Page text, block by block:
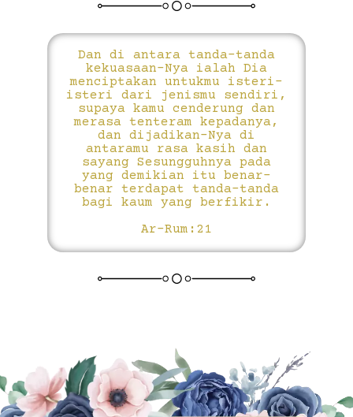
Dan di antara tanda-tanda
kekuasaan-Nya ialah Dia
menciptakan untukmu isteri-
isteri dari jenismu sendiri,
supaya kamu cenderung dan
merasa tenteram kepadanya,
dan dijadikan-Nya di
antaramu rasa kasih dan
sayang Sesungguhnya pada
yang demikian itu benar-
benar terdapat tanda-tanda
bagi kaum yang berfikir.
Ar-Rum:21